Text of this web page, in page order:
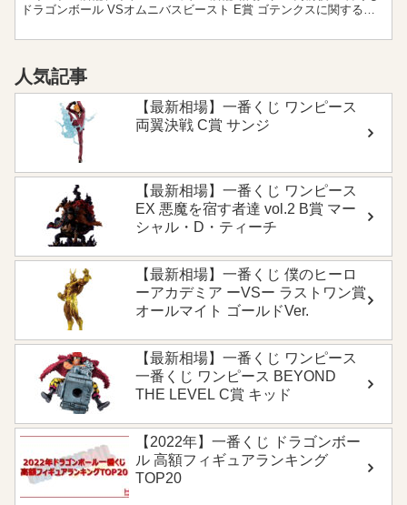
ドラゴンボール VSオムニバスビースト E賞 ゴテンクスに関する相
人気記事
【最新相場】一番くじ ワンピース
両翼決戦 C賞 サンジ
【最新相場】一番くじ ワンピース
EX 悪魔を宿す者達 vol.2 B賞 マー
シャル・D・ティーチ
【最新相場】一番くじ 僕のヒーロ
ーアカデミア ーVSー ラストワン賞
オールマイト ゴールドVer.
【最新相場】一番くじ ワンピース
一番くじ ワンピース BEYOND
THE LEVEL C賞 キッド
【2022年】一番くじ ドラゴンボー
ル 高額フィギュアランキング
TOP20